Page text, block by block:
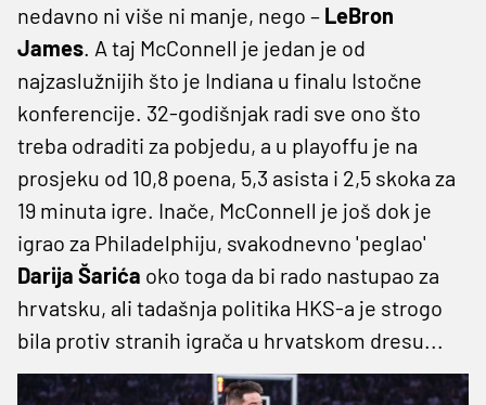
nedavno ni više ni manje, nego – LeBron
James. A taj McConnell je jedan je od
najzaslužnijih što je Indiana u finalu Istočne
konferencije. 32-godišnjak radi sve ono što
treba odraditi za pobjedu, a u playoffu je na
prosjeku od 10,8 poena, 5,3 asista i 2,5 skoka za
19 minuta igre. Inače, McConnell je još dok je
igrao za Philadelphiju, svakodnevno 'peglao'
Darija Šarića oko toga da bi rado nastupao za
hrvatsku, ali tadašnja politika HKS-a je strogo
bila protiv stranih igrača u hrvatskom dresu...